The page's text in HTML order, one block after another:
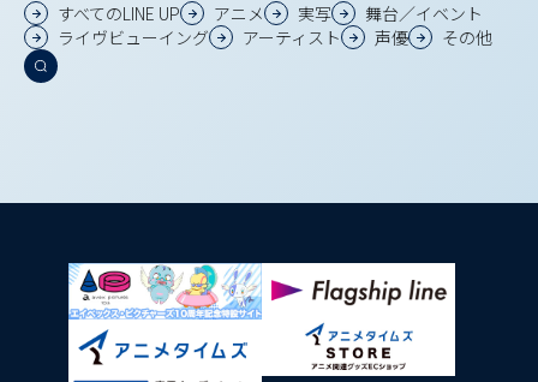
すべてのLINE UP アニメ 実写
舞台／イベント
ライヴビューイング
アーティスト 声優 その他